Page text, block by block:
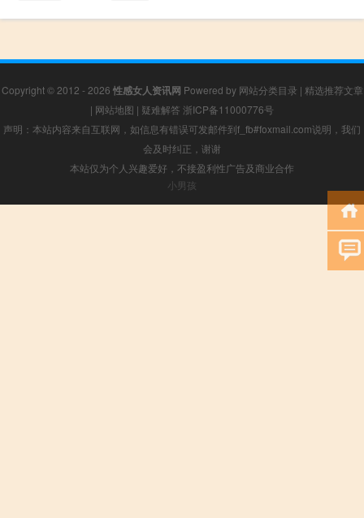
Copyright © 2012 - 2026 性感女人资讯网 Powered by 网站分类目录 | 精选推荐文章
| 网站地图 | 疑难解答 浙ICP备11000776号
声明：本站内容来自互联网，如信息有错误可发邮件到f_fb#foxmail.com说明，我们
会及时纠正，谢谢
本站仅为个人兴趣爱好，不接盈利性广告及商业合作
小男孩